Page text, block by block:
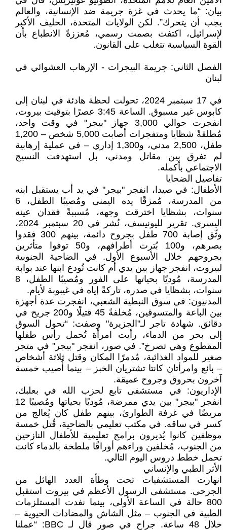
بيان: “ما يحدث في غزة جريمة ضد الإنسانية، والعالم
يجب أن يتحرك”. لكن الولايات المتحدة، الحليف الأكبر
لإسرائيل، اكتفت بصمت رسمي، مُعززةً الانطباع بأن
القوة السياسية تتغلب على القانون.
الفصل الثاني: جريمة البيجرات - الإرهاب العشوائي في
لبنان
في 17 سبتمبر 2024، تحولت لحظة هادئة في لبنان إلى
كابوس غير مسبوق. الساعة 3:45 عصرًا بتوقيت بيروت،
انفجرت حوالي 3,000 جهاز "بيجر" في وقت واحد،
مُطلقةً شظايا ومتفجرات أصابت 5,000 شخص – 1,200
طفل، 2,500 مدني، و1,300 إداري – في عملية إرهابية
لم تفرق بين مقاتل ومدني، بل استهدفت النسيج
الاجتماعي بأكمله.
تفاصيل الضحايا
الأطفال: في صيدا، انفجر "بيجر" في يد أب يستقبل ابنه
من المدرسة، مُمزقًا يده اليمنى ومُصيبًا الطفل، 6
سنوات، بشظايا اخترقت وجهه، مُسببةً فقدان عينه
اليسرى. تقرير لليونيسف، نُشر في 20 سبتمبر 2024،
وثّق إصابة 700 طفل بجروح دائمة، بينهم 300 فقدوا
بصرهم، و100 بُترت أطرافهم، و50 توفوا متأثرين
بجروحهم خلال الأسبوع الأول. في الضاحية الجنوبية
لبيروت، انفجر جهاز بين يدي أم كانت تُودع ابنها عند بوابة
المدرسة، مُوديًا بحياتها على الفور ومُصيبًا الطفل، 8
سنوات، بشظايا في صدره، تاركةً إياه في غيبوبة لأيام.
المدنيون: في سوق النبطية الشعبي، انفجرت عدة أجهزة
بين الباعة والمتسوقين، مُخلفةً 45 قتيلًا و200 جريح في
دقائق. شهادة تاجر لـ"الجزيرة" وصفت: “تحول السوق
إلى بحر من الدماء، رأيت امرأة تُحمل رأس طفلها
المقطوع وهي تصرخ”. في صور، انفجر "بيجر" في متجر
صغير للمواد الغذائية، مُدمرًا المكان وقتل ثلاثة أشخاص
– بائع وامرأتان كانتا تشتريان الخبز – بينما أُصيب خمسة
آخرون بحروق وجروح عميقة.
الإداريون: في مستشفى تابع لحزب الله في بعلبك،
انفجر "بيجر" بين يدي ممرضة، مُوديًا بحياتها ومُصيبًا 12
مريضًا في غرفة الطوارئ، بينهم طفل كان يُعالج من
كسر في ساقه. في مكتب تعليمي بالضاحية، قُتل خمسة
موظفين كانوا يُديرون برامج تعليمية للأطفال النازحين
من الجنوب، مُخلفين وراءهم أوراقًا ملطخة بالدماء كانت
تحمل خطط دروس اليوم التالي.
الأثر الطبي والإنساني
انهارت المستشفيات تحت وطأة العدد الهائل من
الجرحى. مستشفى الرسول الأعظم في بيروت استقبل
800 حالة في الساعة الأولى، بينما نفدت المستلزمات
الطبية في الجنوب – مثل الشاش والمضادات الحيوية –
خلال 48 ساعة. جراح في صور قال لـ BBC: “عملنا